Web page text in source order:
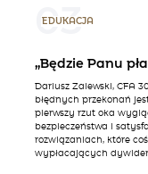
03
EDUKACJA
„Będzie Panu
Dariusz Zalewski, CFA
błędnych przekonań
pierwszy rzut oka
bezpieczeństwa i
rozwiązaniach, które
wypłacających